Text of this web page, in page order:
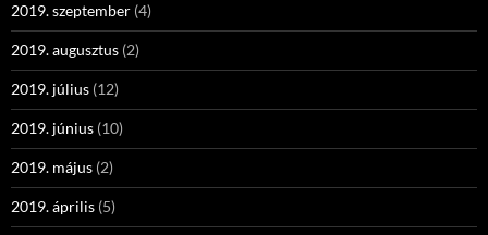
2019. szeptember (4)
2019. augusztus (2)
2019. július (12)
2019. június (10)
2019. május (2)
2019. április (5)